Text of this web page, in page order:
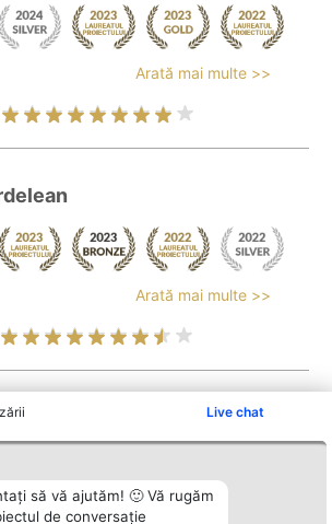
Live chat
să vă ajutăm! 🙂 Vă rugăm
de conversație
Arată mai multe >>
Arată mai multe >>
Residence
Arată mai multe >>